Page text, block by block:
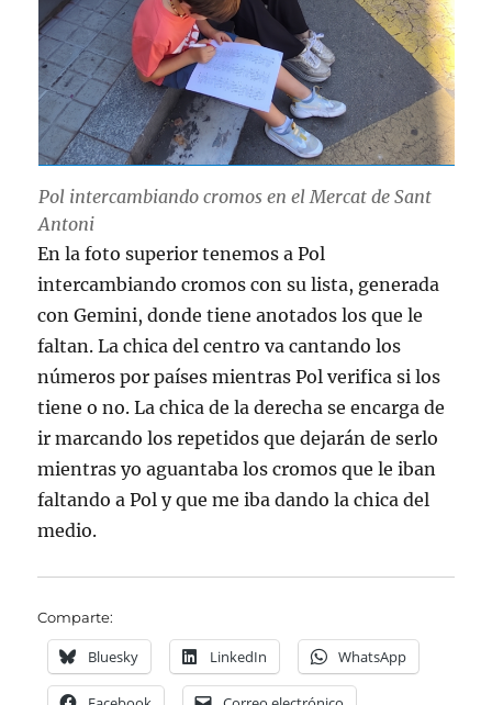
Pol intercambiando cromos en el Mercat de Sant
Antoni
En la foto superior tenemos a Pol
intercambiando cromos con su lista, generada
con Gemini, donde tiene anotados los que le
faltan. La chica del centro va cantando los
números por países mientras Pol verifica si los
tiene o no. La chica de la derecha se encarga de
ir marcando los repetidos que dejarán de serlo
mientras yo aguantaba los cromos que le iban
faltando a Pol y que me iba dando la chica del
medio.
Comparte:
Bluesky LinkedIn WhatsApp